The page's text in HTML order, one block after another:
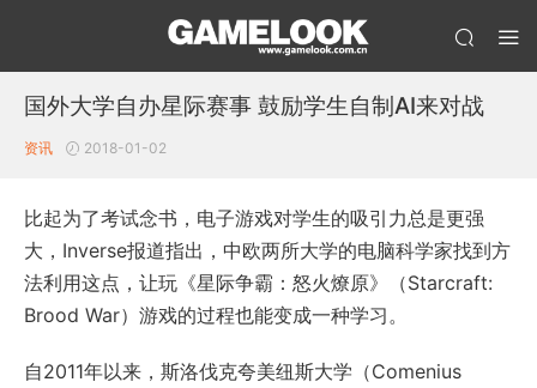
国外大学自办星际赛事 鼓励学生自制AI来对战
资讯 2018-01-02
比起为了考试念书，电子游戏对学生的吸引力总是更强
大，Inverse报道指出，中欧两所大学的电脑科学家找到方
法利用这点，让玩《星际争霸：怒火燎原》（Starcraft:
Brood War）游戏的过程也能变成一种学习。
自2011年以来，斯洛伐克夸美纽斯大学（Comenius